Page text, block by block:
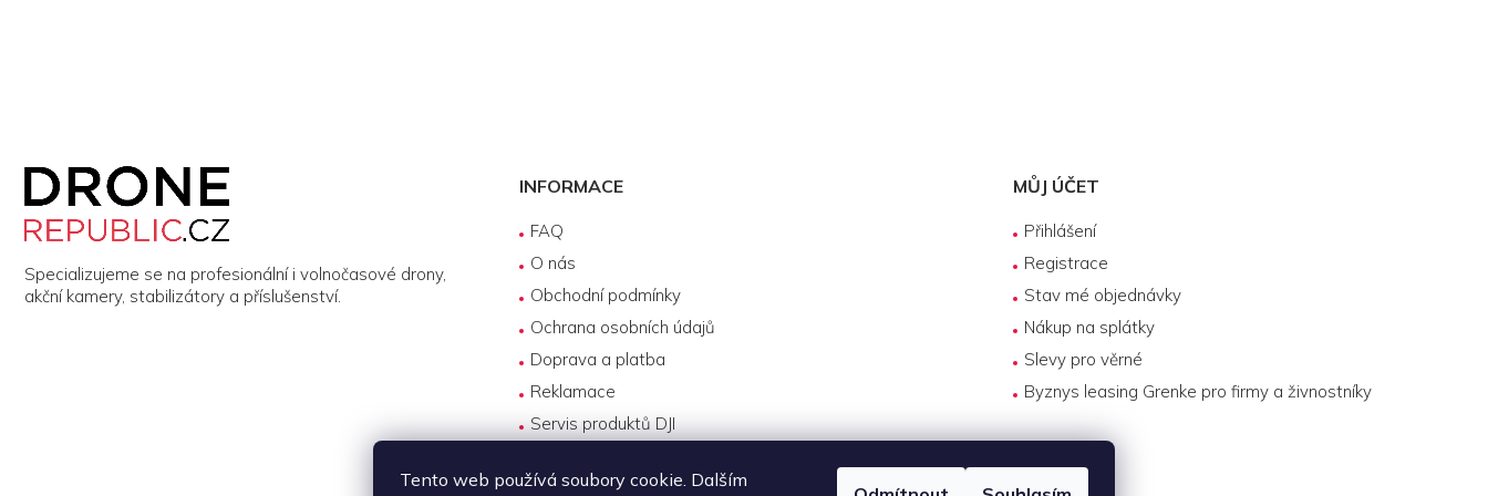
Tento web používá soubory cookie. Dalším
Specializujeme se na profesionální i volnočasové drony,
akční kamery, stabilizátory a příslušenství.
INFORMACE
FAQ
O nás
Obchodní podmínky
Ochrana osobních údajů
Doprava a platba
Reklamace
Servis produktů DJI
MŮJ ÚČET
Přihlášení
Registrace
Stav mé objednávky
Nákup na splátky
Slevy pro věrné
Byznys leasing Grenke pro firmy a živnostníky